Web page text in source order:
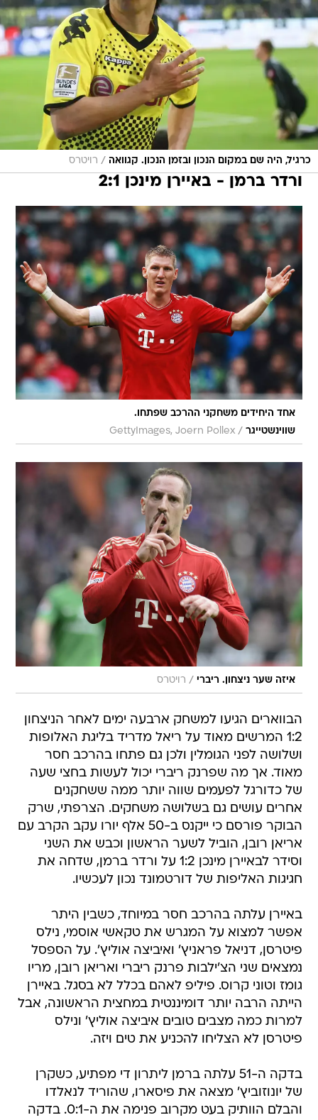
כרגיל, היה שם במקום הנכון ובזמן הנכון. קגוואה / רויטרס
ורדר ברמן - באיירן מינכן 2:1
אחד היחידים משחקני ההרכב שפתחו.
שווינשטייגר /
GettyImages, Joern Pollex
איזה שער ניצחון. ריברי / רויטרס
הבווארים הגיעו למשחק ארבעה ימים לאחר הניצחון
1:2 המרשים מאוד על ריאל מדריד בליגת האלופות
ושלושה לפני הגומלין ולכן גם פתחו בהרכב חסר
מאוד. אך מה שפרנק ריברי יכול לעשות בחצי שעה
של כדורגל לפעמים שווה יותר ממה ששחקנים
אחרים עושים גם בשלושה משחקים. הצרפתי, שרק
הבוקר פורסם כי ייקנס ב-50 אלף יורו עקב הקרב עם
אריאן רובן, הוביל לשער הראשון וכבש את השני
וסידר לבאיירן מינכן 1:2 על ורדר ברמן, שדחה את
חגיגות האליפות של דורטמונד נכון לעכשיו.
באיירן עלתה בהרכב חסר במיוחד, כשבין היתר
אפשר למצוא על המגרש את טקאשי אוסמי, נילס
פיטרסן, דניאל פראניץ' ואיביצה אוליץ'. על הספסל
נמצאים שני הצ'ילבות פרנק ריברי ואריאן רובן, מריו
גומז וטוני קרוס. פיליפ לאהם בכלל לא בסגל. באיירן
הייתה הרבה יותר דומיננטית במחצית הראשונה, אבל
למרות כמה מצבים טובים איביצה אוליץ' ונילס
פיטרסן לא הצליחו להכניע את טים ויזה.
בדקה ה-51 עלתה ברמן ליתרון די מפתיע, כשקרן
של יונוזוביץ' מצאה את פיסארו, שהוריד לנאלדו
והבלם הוותיק בעט מקרוב פנימה את ה-0:1. בדקה